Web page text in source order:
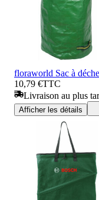
floraworld Sac à
10,79 €TTC
Livraison au plus
Afficher les détails